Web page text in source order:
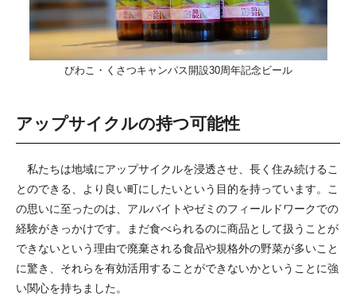
びわこ・くさつキャンパス開設30周年記念ビール
アップサイクルの持つ可能性
私たちは地域にアップサイクルを浸透させ、長く住み続けるこ
とのできる、より良い町にしたいという目的を持っています。こ
の思いに至ったのは、アルバイトやゼミのフィールドワークでの
経験がきっかけです。まだ食べられるのに商品として扱うことが
できないという理由で廃棄される食品や規格外の野菜が多いこと
に驚き、それらを有効活用することができないかということに強
い関心を持ちました。